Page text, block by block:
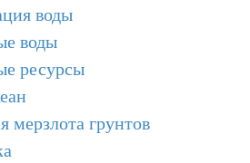
воды
воды
ресурсы
мерзлота грунтов